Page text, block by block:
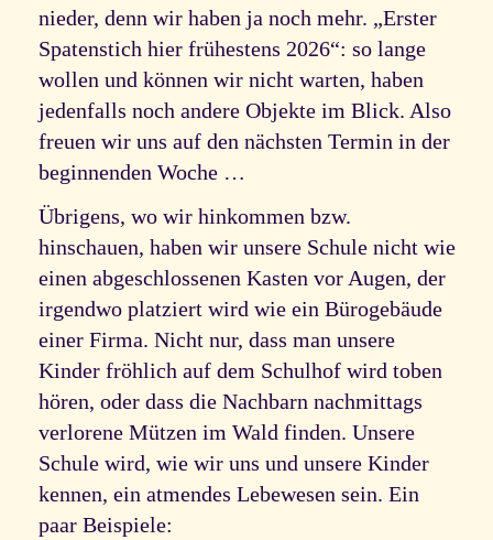
nieder, denn wir haben ja noch mehr. „Erster
Spatenstich hier frühestens 2026“: so lange
wollen und können wir nicht warten, haben
jedenfalls noch andere Objekte im Blick. Also
freuen wir uns auf den nächsten Termin in der
beginnenden Woche …
Übrigens, wo wir hinkommen bzw.
hinschauen, haben wir unsere Schule nicht wie
einen abgeschlossenen Kasten vor Augen, der
irgendwo platziert wird wie ein Bürogebäude
einer Firma. Nicht nur, dass man unsere
Kinder fröhlich auf dem Schulhof wird toben
hören, oder dass die Nachbarn nachmittags
verlorene Mützen im Wald finden. Unsere
Schule wird, wie wir uns und unsere Kinder
kennen, ein atmendes Lebewesen sein. Ein
paar Beispiele: